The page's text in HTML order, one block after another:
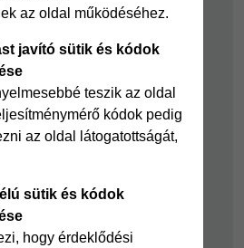
az oldal működéséhez.
javító sütik és kódok
teszik az oldal
kódok pedig
az oldal látogatottságát,
sütik és kódok
hogy érdeklődési